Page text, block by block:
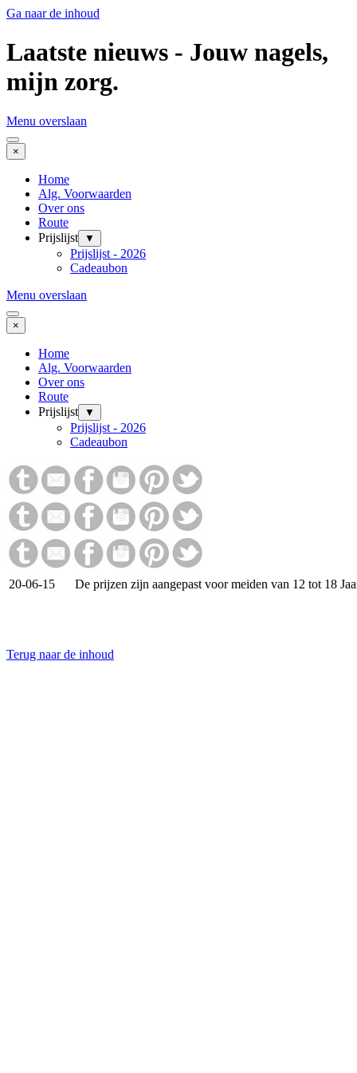
Ga naar de inhoud
Laatste nieuws - Jouw nagels,
mijn zorg.
Menu overslaan
×
Home
Alg. Voorwaarden
Over ons
Route
Prijslijst
▼
Prijslijst - 2026
Cadeaubon
Menu overslaan
×
Home
Alg. Voorwaarden
Over ons
Route
Prijslijst
▼
Prijslijst - 2026
Cadeaubon
20-06-15 De prijzen zijn aangepast voor meiden van 12 tot 18
Terug naar de inhoud